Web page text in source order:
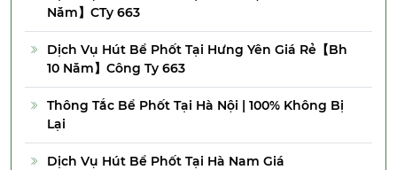
Năm】CTy 663
Dịch Vụ Hút Bể Phốt Tại Hưng Yên Giá Rẻ【Bh
10 Năm】Công Ty 663
Thông Tắc Bể Phốt Tại Hà Nội | 100% Không Bị
Lại
Dịch Vụ Hút Bể Phốt Tại Hà Nam Giá